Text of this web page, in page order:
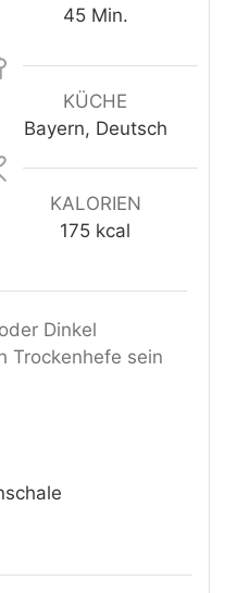
45Minuten
Min.
KÜCHE
Bayern, Deutsch
KALORIEN
175 kcal
Dinkel
Trockenhefe sein